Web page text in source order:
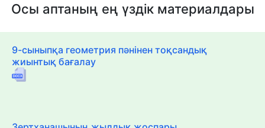
Осы аптаның ең үздік материалдары
9-сыныпқа геометрия пәнінен тоқсандық
жиынтық бағалау